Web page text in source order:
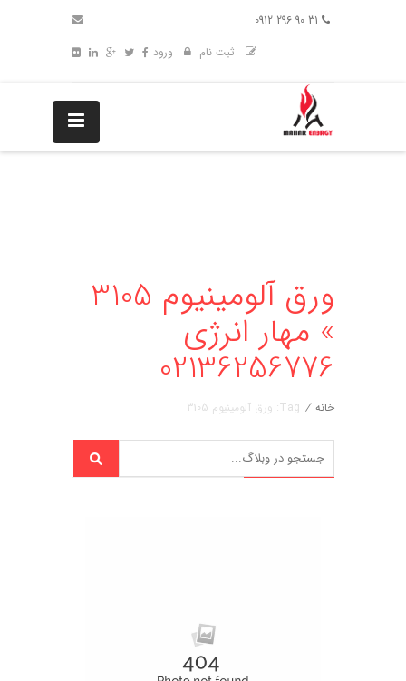
ثبت نام
ورود
ورق آلومینیوم 3105
» مهار انرژی
02136256776
خانه / Tag: ورق آلومینیوم 3105